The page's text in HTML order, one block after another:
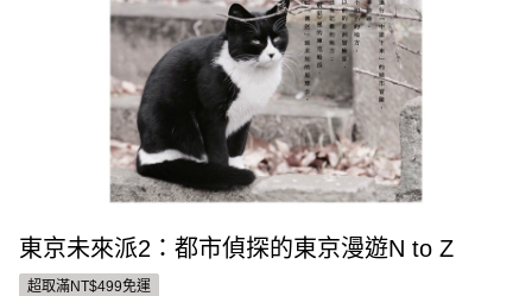
東京未來派2：都市偵探的東京漫遊N to Z
超取滿NT$499免運